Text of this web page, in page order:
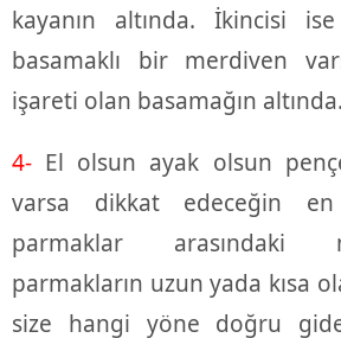
kayanın altında. İkincisi
basamaklı bir merdiven
işareti olan basamağın altında.
4- El olsun ayak olsun
varsa dikkat edeceğin
parmaklar arasındaki
parmakların uzun yada kısa
size hangi yöne doğru